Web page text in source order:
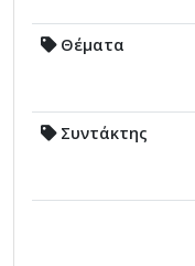
Θέματα
Συντάκτης